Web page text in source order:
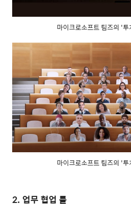
마이크로소프트 팀즈의 '
마이크로소프트 팀즈의 '
2. 업무 협업 툴